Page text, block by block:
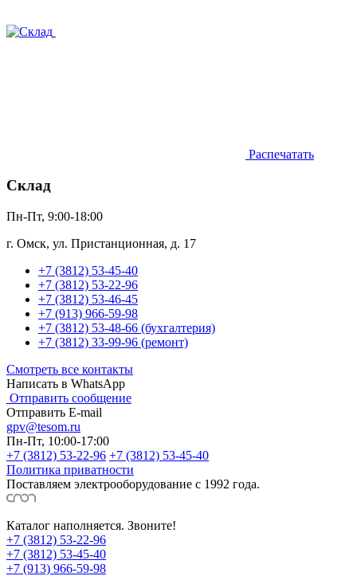
Распечатать
Склад
Пн-Пт, 9:00-18:00
г. Омск, ул. Пристанционная, д. 17
+7 (3812) 53-45-40
+7 (3812) 53-22-96
+7 (3812) 53-46-45
+7 (913) 966-59-98
+7 (3812) 53-48-66 (бухгалтерия)
+7 (3812) 33-99-96 (ремонт)
Смотреть все контакты
Написать в WhatsApp
Отправить сообщение
Отправить E-mail
gpv@tesom.ru
Пн-Пт, 10:00-17:00
+7 (3812) 53-22-96 +7 (3812) 53-45-40
Политика приватности
Поставляем электрооборудование с 1992 года.
Каталог наполняется. Звоните!
+7 (3812) 53-22-96
+7 (3812) 53-45-40
+7 (913) 966-59-98